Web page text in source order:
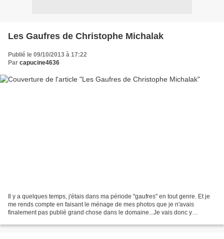
Les Gaufres de Christophe Michalak
Publié le 09/10/2013 à 17:22
Par capucine4636
Il y a quelques temps, j'étais dans ma période "gaufres" en tout genre. Et je
me rends compte en faisant le ménage de mes photos que je n'avais
finalement pas publié grand chose dans le domaine...Je vais donc y